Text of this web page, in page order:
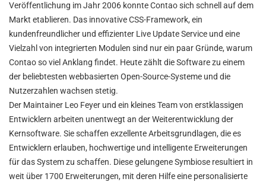
Veröffentlichung im Jahr 2006 konnte Contao sich schnell auf dem
Markt etablieren. Das innovative CSS-Framework, ein
kundenfreundlicher und effizienter Live Update Service und eine
Vielzahl von integrierten Modulen sind nur ein paar Gründe, warum
Contao so viel Anklang findet. Heute zählt die Software zu einem
der beliebtesten webbasierten Open-Source-Systeme und die
Nutzerzahlen wachsen stetig.
Der Maintainer Leo Feyer und ein kleines Team von erstklassigen
Entwicklern arbeiten unentwegt an der Weiterentwicklung der
Kernsoftware. Sie schaffen exzellente Arbeitsgrundlagen, die es
Entwicklern erlauben, hochwertige und intelligente Erweiterungen
für das System zu schaffen. Diese gelungene Symbiose resultiert in
weit über 1700 Erweiterungen, mit deren Hilfe eine personalisierte